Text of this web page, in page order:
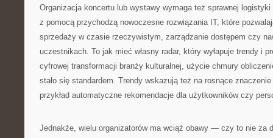
Organizacja koncertu lub wystawy wymaga też sprawnej logistyki
z pomocą przychodzą nowoczesne rozwiązania IT, które
sprzedaży w czasie rzeczywistym, zarządzanie dostępem czy
uczestnikach. To jak mieć własny radar, który wyłapuje trendy i
cyfrowej transformacji branży kulturalnej, użycie chmury
stało się standardem. Trendy wskazują też na rosnące
przykład automatyczne rekomendacje dla użytkowników czy
Jednakże, wielu organizatorów ma wciąż obawy — czy to nie za